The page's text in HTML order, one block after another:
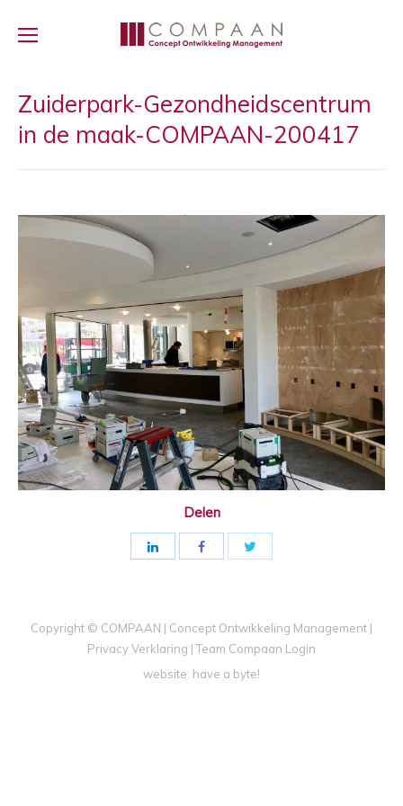
Zuiderpark-Gezondheidscentrum
in de maak-COMPAAN-200417
Delen
Copyright © COMPAAN | Concept Ontwikkeling Management |
Privacy Verklaring |Team Compaan Login
website: have a byte!